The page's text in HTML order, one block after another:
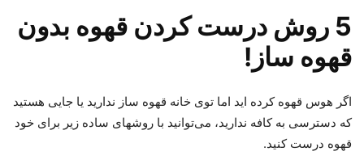
5 روش درست کردن قهوه بدون
قهوه ساز!
اگر هوس قهوه کرده اید اما توی خانه قهوه ساز ندارید یا جایی هستید
که دسترسی به کافه ندارید، می‌توانید با روشهای ساده زیر برای خود
قهوه درست کنید.